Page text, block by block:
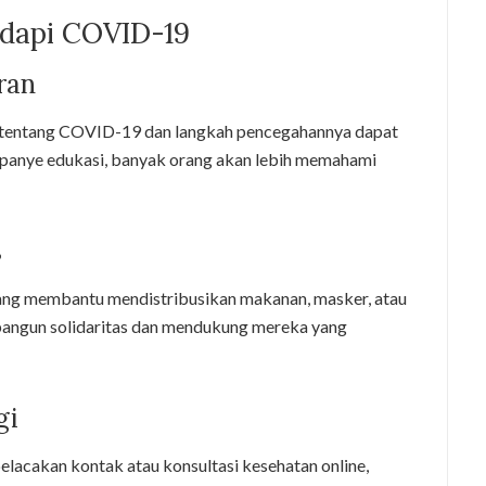
COVID-19
COVID-19 dan langkah pencegahannya dapat
edukasi, banyak orang akan lebih memahami
membantu mendistribusikan makanan, masker, atau
solidaritas dan mendukung mereka yang
kontak atau konsultasi kesehatan online,